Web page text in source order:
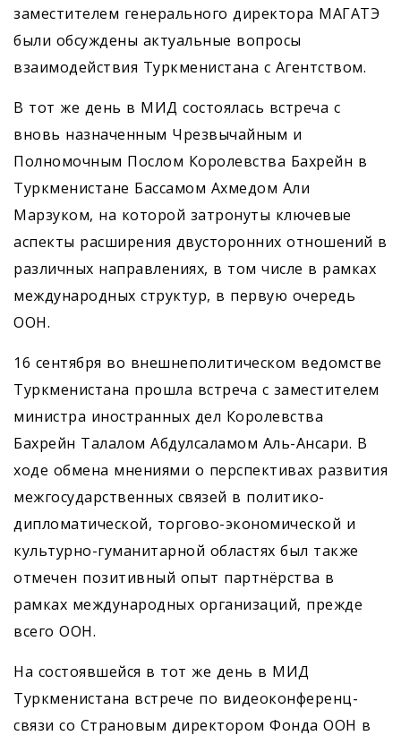
заместителем генерального директора МАГАТЭ
были обсуждены актуальные вопросы
взаимодействия Туркменистана с Агентством.
В тот же день в МИД состоялась встреча с
вновь назначенным Чрезвычайным и
Полномочным Послом Королевства Бахрейн в
Туркменистане Бассамом Ахмедом Али
Марзуком, на которой затронуты ключевые
аспекты расширения двусторонних отношений в
различных направлениях, в том числе в рамках
международных структур, в первую очередь
ООН.
16 сентября во внешнеполитическом ведомстве
Туркменистана прошла встреча с заместителем
министра иностранных дел Королевства
Бахрейн Талалом Абдулсаламом Аль-Ансари. В
ходе обмена мнениями о перспективах развития
межгосударственных связей в политико-
дипломатической, торгово-экономической и
культурно-гуманитарной областях был также
отмечен позитивный опыт партнёрства в
рамках международных организаций, прежде
всего ООН.
На состоявшейся в тот же день в МИД
Туркменистана встрече по видеоконференц­
связи со Страновым директором Фонда ООН в